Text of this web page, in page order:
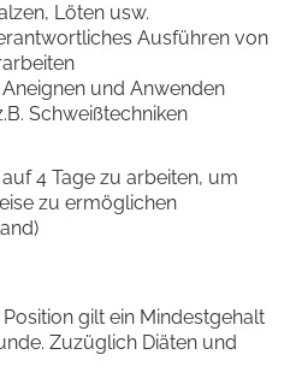
Löten usw.
Ausführen von
und Anwenden
Schweißtechniken
4 Tage zu arbeiten, um
zu ermöglichen
gilt ein Mindestgehalt
Zuzüglich Diäten und